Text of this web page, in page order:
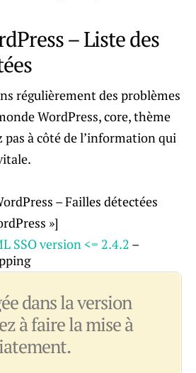
– Liste des
régulièrement des problèmes
WordPress, core, thème
pas à côté de l’information qui
– Failles détectées
»]
SSO version <= 2.4.2 –
dans la version
à faire la mise à